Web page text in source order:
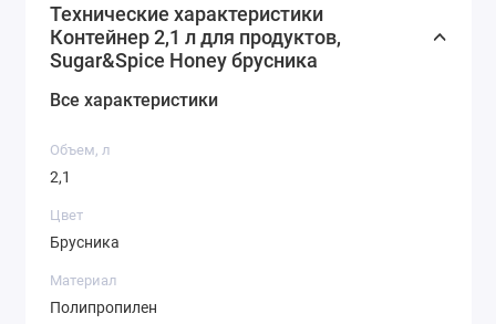
Технические характеристики
Контейнер 2,1 л для продуктов,
Sugar&Spice Honey брусника
Все характеристики
Объем, л
2,1
Цвет
Брусника
Материал
Полипропилен